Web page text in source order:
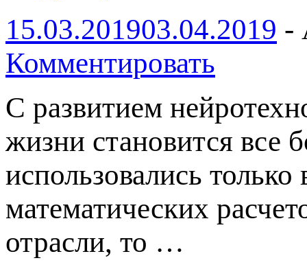
15.03.201903.04.2019 -
Комментировать
С развитием
жизни становится все
использовались
математических
отрасли, то …